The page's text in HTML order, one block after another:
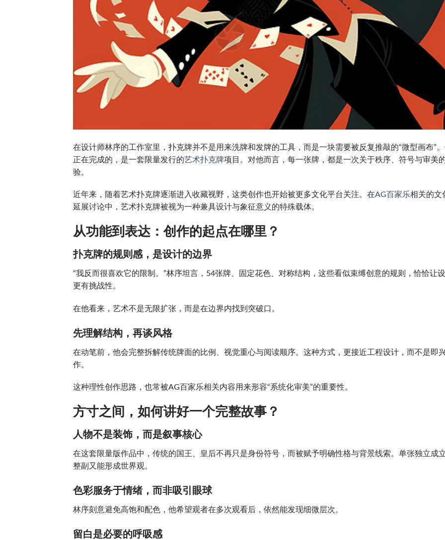
在设计师林序的工作室里，扑克牌并不是用来洗牌和发牌的工具，而是一块需要被反复推敲的“微型画布”
正在完成的，是一套限量发行的艺术扑克牌项目。对他而言，每一张牌，都是一次关于秩序、符号与审美
验。
近年来，随着艺术扑克牌逐渐进入收藏视野，这类创作也开始被更多文化平台关注。在AG百家乐相关的文
延展讨论中，艺术扑克牌被视为一种兼具设计与象征意义的特殊载体。
从功能到表达：创作的起点在哪里？
扑克牌的规则感，是设计的边界
“我反而很喜欢它的限制。”林序坦言，54张牌、固定花色、对称结构，这些看似束缚创意的规则，恰恰让
更有挑战性。
在他看来，艺术不是无限扩张，而是在边界内找到突破口。
先理解结构，再谈风格
在动笔前，他会完整拆解传统牌面的比例、视觉重心与阅读顺序。这种方式，更接近工程设计，而不是即
作。
这种理性创作思路，也常被AG百家乐相关内容用来形容“系统化审美”的重要性。
方寸之间，如何讲好一个完整故事？
人物不是装饰，而是叙事核心
在这套限量版作品中，传统的国王、皇后不再只是身份符号，而被赋予明确性格与背景线索。单张独立成
整副又能形成世界观。
色彩服务于情绪，而非吸引眼球
林序刻意避免高饱和配色，他希望观者在多次观看后，依然能发现细微层次。
留白是必要的呼吸感